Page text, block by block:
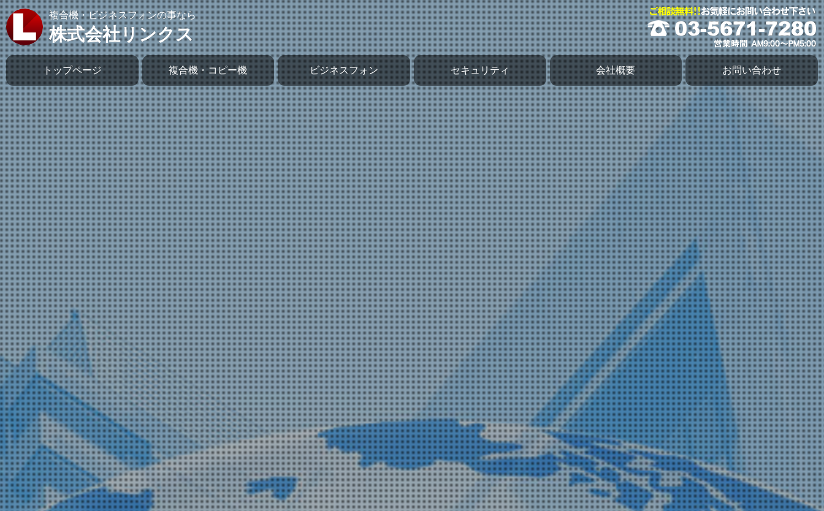
複合機・ビジネスフォンの事なら
株式会社リンクス
トップページ 複合機・コピー機
開業応援プラン
取り扱い製品
Canon複合機
OKI複合機
ムラテック複合機
富士ゼロックス複合機
ビジネスフォン セキュリティ
防犯カメラ・監視カメラ
ネットセキュリティ
会社概要 お問い合わせ